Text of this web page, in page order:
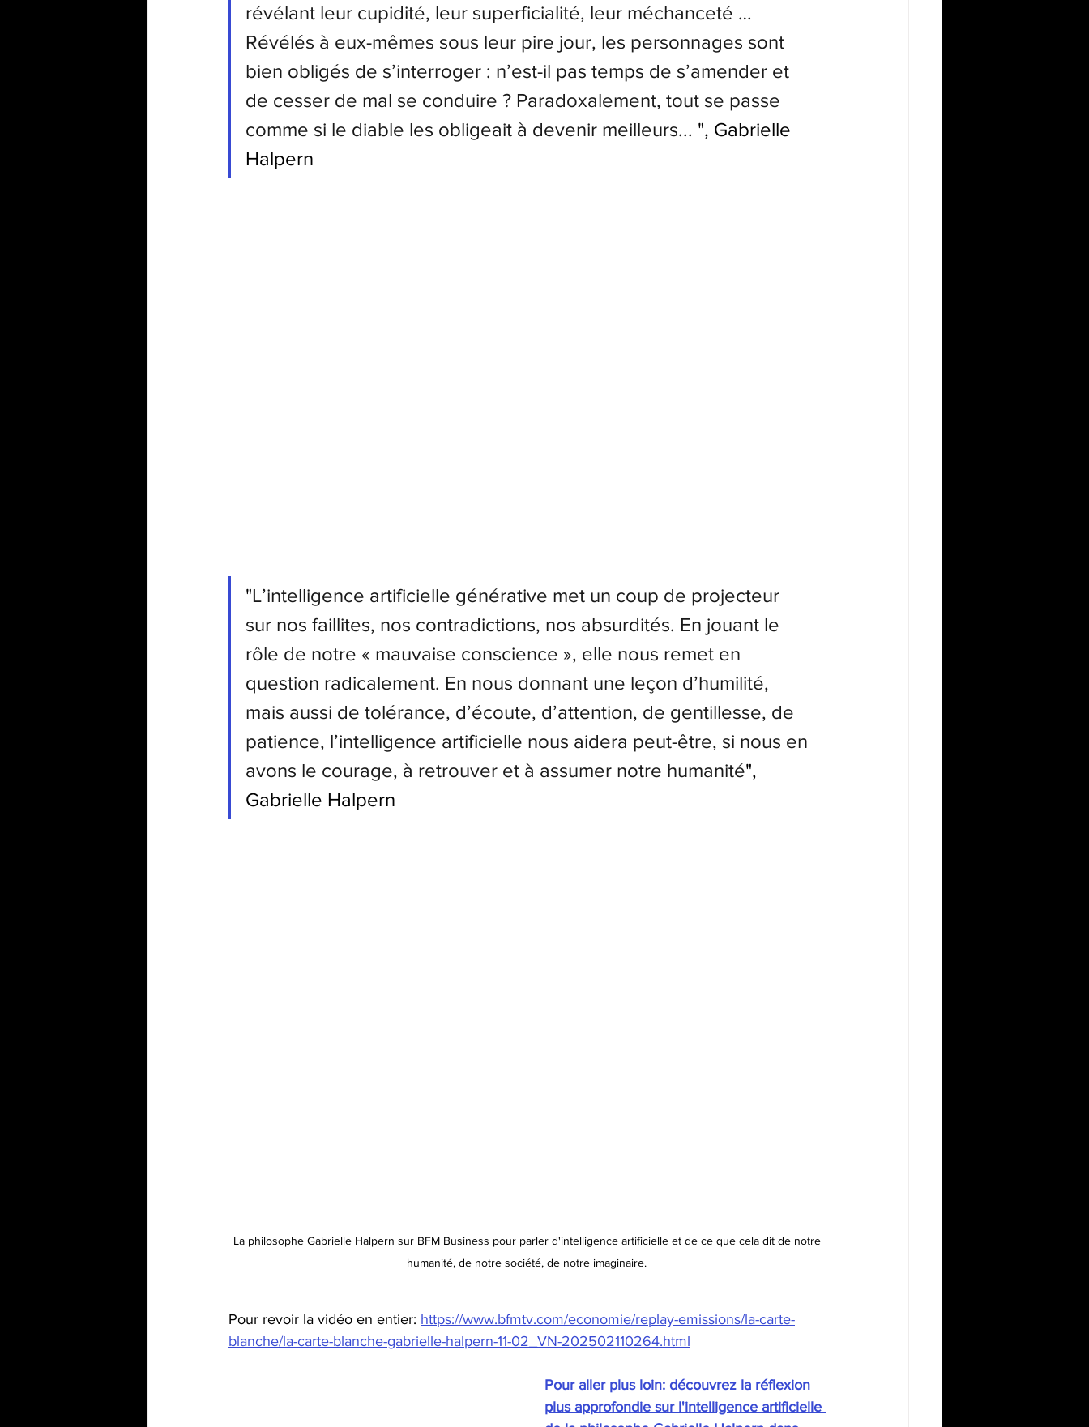
révélant leur cupidité, leur superficialité, leur méchanceté …
Révélés à eux-mêmes sous leur pire jour, les personnages sont
bien obligés de s’interroger : n’est-il pas temps de s’amender et
de cesser de mal se conduire ? Paradoxalement, tout se passe
comme si le diable les obligeait à devenir meilleurs... ", Gabrielle
Halpern
"L’intelligence artificielle générative met un coup de projecteur
sur nos faillites, nos contradictions, nos absurdités. En jouant le
rôle de notre « mauvaise conscience », elle nous remet en
question radicalement. En nous donnant une leçon d’humilité,
mais aussi de tolérance, d’écoute, d’attention, de gentillesse, de
patience, l’intelligence artificielle nous aidera peut-être, si nous en
avons le courage, à retrouver et à assumer notre humanité",
Gabrielle Halpern
La philosophe Gabrielle Halpern sur BFM Business pour parler d'intelligence artificielle et de ce que cela dit de notre
humanité, de notre société, de notre imaginaire.
Pour revoir la vidéo en entier: https://www.bfmtv.com/economie/replay-emissions/la-carte-
blanche/la-carte-blanche-gabrielle-halpern-11-02_VN-202502110264.html
Pour aller plus loin: découvrez la réflexion
plus approfondie sur l'intelligence artificielle